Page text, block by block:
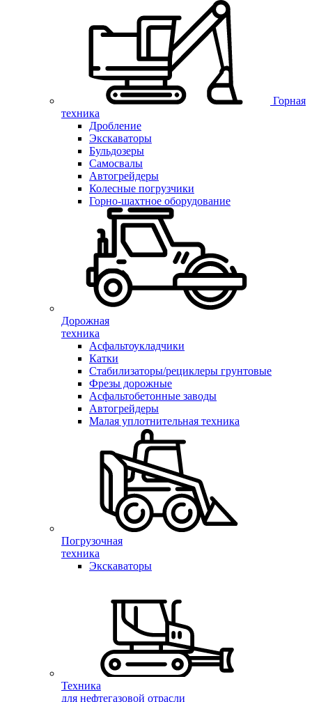
Горная
техника
Дробление
Экскаваторы
Бульдозеры
Самосвалы
Автогрейдеры
Колесные погрузчики
Горно-шахтное оборудование
Дорожная
техника
Асфальтоукладчики
Катки
Стабилизаторы/рециклеры грунтовые
Фрезы дорожные
Асфальтобетонные заводы
Автогрейдеры
Малая уплотнительная техника
Погрузочная
техника
Экскаваторы
Техника
для нефтегазовой отрасли